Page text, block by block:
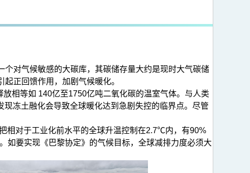
对气候敏感的大碳库，其碳储存量大约是现时大气碳储
正回馈作用，加剧气候暖化。
相等如 140亿至1750亿吨二氧化碳的温室气体。与人类
冻土融化会导致全球暖化达到急剧失控的临界点。尽管
相对于工业化前水平的全球升温控制在2.7℃内，有90%
要实现《巴黎协定》的气候目标，全球减排力度必须大